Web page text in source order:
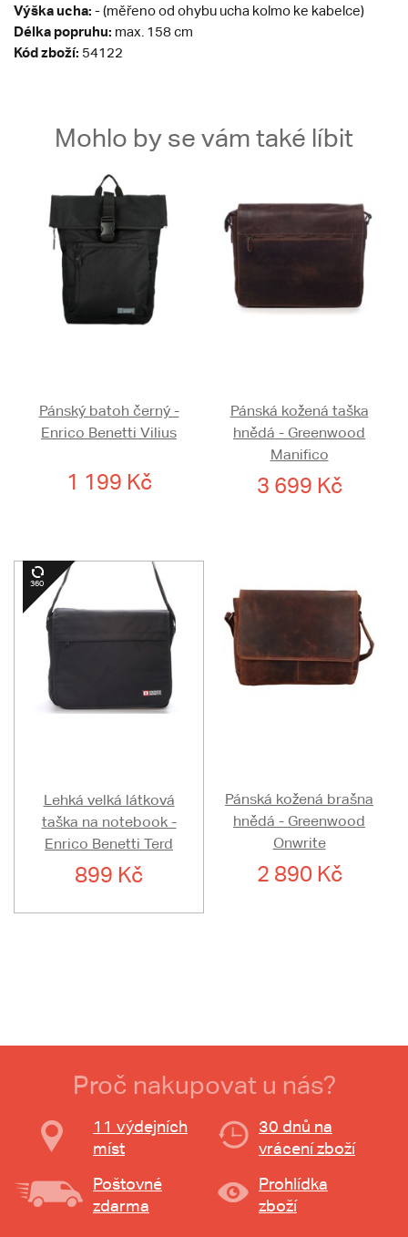
Výška ucha: - (měřeno od ohybu ucha kolmo ke kabelce)
Délka popruhu: max. 158 cm
Kód zboží: 54122
Mohlo by se vám také líbit
Pánský batoh černý -
Enrico Benetti Vilius
1 199 Kč
Pánská kožená taška
hnědá - Greenwood
Manifico
3 699 Kč
Lehká velká látková
taška na notebook -
Enrico Benetti Terd
899 Kč
Pánská kožená brašna
hnědá - Greenwood
Onwrite
2 890 Kč
Proč nakupovat u nás?
11 výdejních
míst
30 dnů na
vrácení zboží
Poštovné
zdarma
Prohlídka
zboží